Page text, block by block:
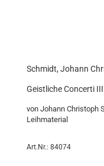
Schmidt, Johann
Geistliche Concerti
von Johann Christoph
Leihmaterial
Art.Nr.: 84074